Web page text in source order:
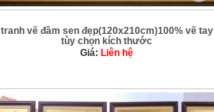
tranh vẽ đầm sen đẹp(120x210cm)100% vẽ tay
tùy chọn kích thước
Giá: Liên hệ